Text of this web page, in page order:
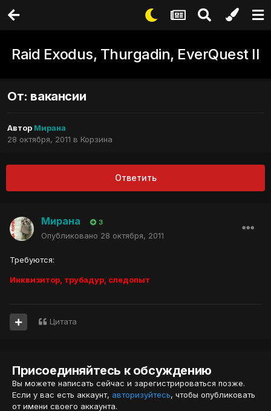
Raid Exodus, Thurgadin, EverQuest II
От: вакансии
Автор Мирана
28 октября, 2011 в Корзина
Ответить
Мирана 3
Опубликовано 28 октября, 2011
Требуются:
Инквизитор, трубадур, следопыт
Цитата
Присоединяйтесь к обсуждению
Вы можете написать сейчас и зарегистрироваться позже.
Если у вас есть аккаунт, авторизуйтесь, чтобы опубликовать
от имени своего аккаунта.